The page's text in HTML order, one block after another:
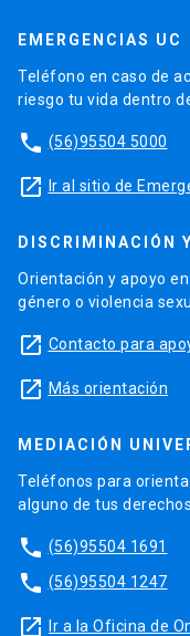
EMERGENCIAS UC
Teléfono en caso de
riesgo tu vida dentro
phone (56)95504 5000
launch Ir al sitio de
DISCRIMINACIÓN
Orientación y apoyo
género o violencia
launch Contacto para
launch Más orientación
MEDIACIÓN
Teléfonos para
alguno de tus
phone (56)95504 1691
phone (56)95504 1247
launch Ir a la Oficina de